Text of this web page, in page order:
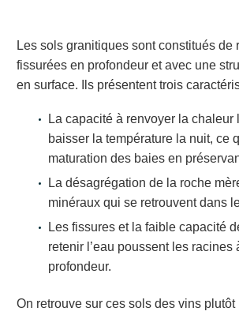
Les sols granitiques sont constitués de
fissurées en profondeur et avec une
en surface. Ils présentent trois
La capacité à renvoyer la chaleur
baisser la température la nuit, ce
maturation des baies en
La désagrégation de la roche
minéraux qui se retrouvent dans
Les fissures et la faible capacité
retenir l’eau poussent les racines
profondeur.
On retrouve sur ces sols des vins plutôt